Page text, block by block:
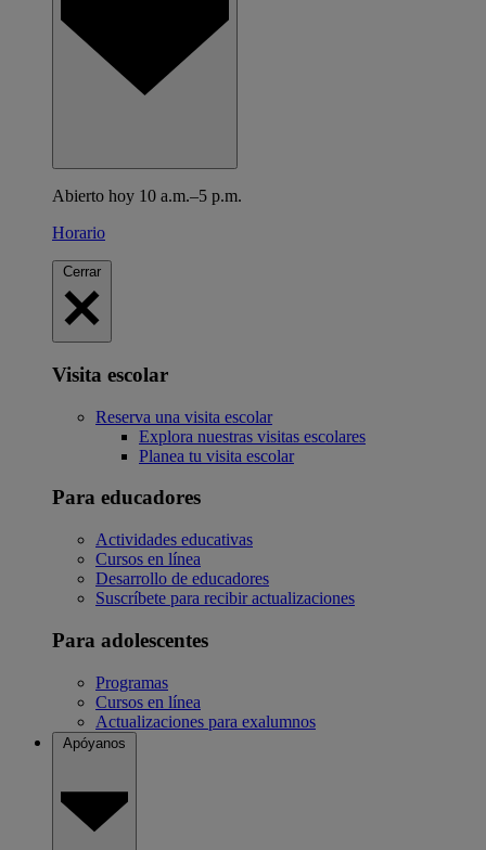
Abierto hoy 10 a.m.–5 p.m.
Horario
Cerrar
Visita escolar
Reserva una visita escolar
Explora nuestras visitas escolares
Planea tu visita escolar
Para educadores
Actividades educativas
Cursos en línea
Desarrollo de educadores
Suscríbete para recibir actualizaciones
Para adolescentes
Programas
Cursos en línea
Actualizaciones para exalumnos
Apóyanos